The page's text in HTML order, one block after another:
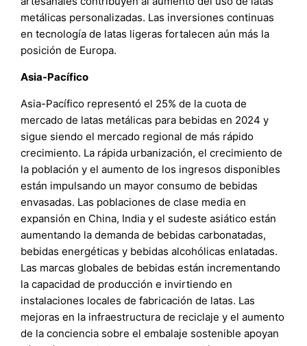
metálicas personalizadas. Las inversiones continuas
en tecnología de latas ligeras fortalecen aún más la
posición de Europa.
Asia-Pacífico
Asia-Pacífico representó el 25% de la cuota de
mercado de latas metálicas para bebidas en 2024 y
sigue siendo el mercado regional de más rápido
crecimiento. La rápida urbanización, el crecimiento de
la población y el aumento de los ingresos disponibles
están impulsando un mayor consumo de bebidas
envasadas. Las poblaciones de clase media en
expansión en China, India y el sudeste asiático están
aumentando la demanda de bebidas carbonatadas,
bebidas energéticas y bebidas alcohólicas enlatadas.
Las marcas globales de bebidas están incrementando
la capacidad de producción e invirtiendo en
instalaciones locales de fabricación de latas. Las
mejoras en la infraestructura de reciclaje y el aumento
de la conciencia sobre el embalaje sostenible apoyan